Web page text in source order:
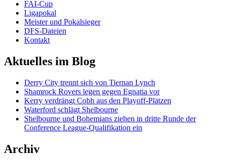
FAI-Cup
Ligapokal
Meister und Pokalsieger
DFS-Dateien
Kontakt
Aktuelles im Blog
Derry City trennt sich von Tiernan Lynch
Shamrock Rovers legen gegen Egnatia vor
Kerry verdrängt Cobh aus den Playoff-Plätzen
Waterford schlägt Shelbourne
Shelbourne und Bohemians ziehen in dritte Runde der
Conference League-Qualifikation ein
Archiv